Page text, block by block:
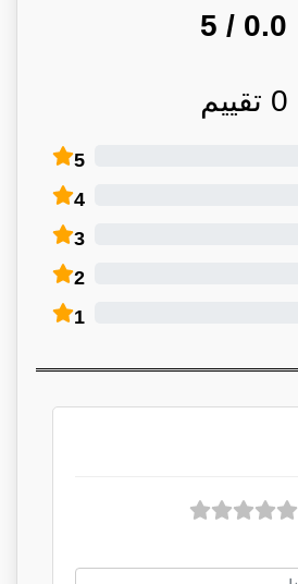
0.0
/ 5
0 تقييم
5
4
3
2
1